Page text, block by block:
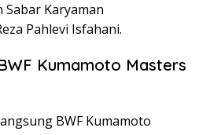
Karyaman
Pahlevi Isfahani.
Kumamoto Masters
BWF Kumamoto